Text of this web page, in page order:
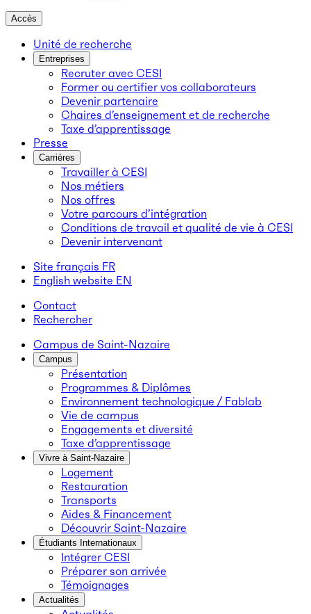
Accès
Unité de recherche
Entreprises
Recruter avec CESI
Former ou certifier vos collaborateurs
Devenir partenaire
Chaires d’enseignement et de recherche
Taxe d’apprentissage
Presse
Carrières
Travailler à CESI
Nos métiers
Nos offres
Votre parcours d’intégration
Conditions de travail et qualité de vie à CESI
Devenir intervenant
Site français FR
English website EN
Contact
Rechercher
Campus de Saint-Nazaire
Campus
Présentation
Programmes & Diplômes
Environnement technologique / Fablab
Vie de campus
Engagements et diversité
Taxe d’apprentissage
Vivre à Saint-Nazaire
Logement
Restauration
Transports
Aides & Financement
Découvrir Saint-Nazaire
Étudiants Internationaux
Intégrer CESI
Préparer son arrivée
Témoignages
Actualités